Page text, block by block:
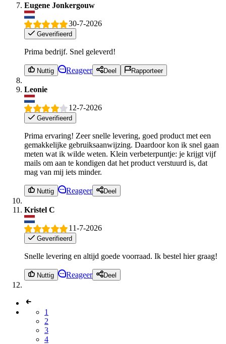
Eugene Jonkergouw
30-7-2026
Geverifieerd
Prima bedrijf. Snel geleverd!
Nuttig Reageer Deel Rapporteer
Leonie
12-7-2026
Geverifieerd
Prima ervaring! Zeer snelle levering, goed product met een
gemakkelijke gebruiksaanwijzing. Daardoor kon ik snel gaan
meten wat ik wilde weten. Klein verbeterpuntje: je krijgt vijf
mails om aan te kondigen dat het product verstuurd is, dat
mag van mij iets minder.
Nuttig Reageer Deel
Kristel C
11-7-2026
Geverifieerd
Snelle levering en altijd goede voorraad. Ik bestel hier graag!
Nuttig Reageer Deel
1
2
3
4